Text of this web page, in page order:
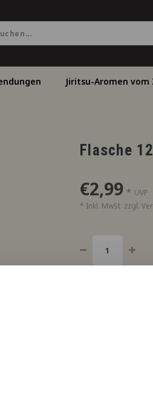
Jiritsu-Aromen vom
Flasche
€2,99 * UVP
* Inkl. MwSt. zzgl.